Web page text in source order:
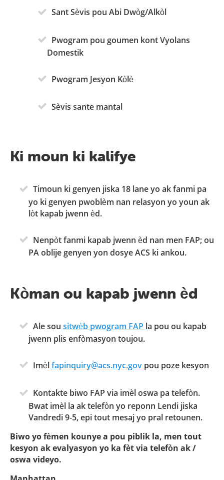
Sant Sèvis pou Abi Dwòg/Alkòl
Pwogram pou goumen kont Vyolans
Domestik
Pwogram Jesyon Kòlè
Sèvis sante mantal
Ki moun ki kalifye
Timoun ki genyen jiska 18 lane yo ak fanmi pa
yo ki genyen pwoblèm nan relasyon yo youn ak
lòt kapab jwenn èd.
Nenpòt fanmi kapab jwenn èd nan men FAP; ou
PA oblije genyen yon dosye ACS ki ankou.
Kòman ou kapab jwenn èd
Ale sou sitwèb pwogram FAP la pou ou kapab
jwenn plis enfòmasyon toujou.
Imèlfapinquiry@acs.nyc.govpou poze kesyon
Kontakte biwo FAP via imèl oswa pa telefòn.
Bwat imèl la ak telefòn yo reponn Lendi jiska
Vandredi 9-5, epi tout mesaj yo pral retounen.
Biwo yo fèmen kounye a pou piblik la, men tout
kesyon ak evalyasyon yo ka fèt via telefòn ak /
oswa videyo.